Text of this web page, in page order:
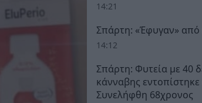
14:21
Σπάρτη: «Έφυγαν»
14:12
Σπάρτη: Φυτεία με 40
κάνναβης
Συνελήφθη 68χρονος